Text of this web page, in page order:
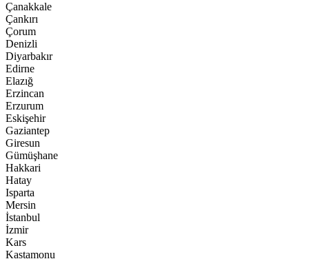
Çanakkale
Çankırı
Çorum
Denizli
Diyarbakır
Edirne
Elazığ
Erzincan
Erzurum
Eskişehir
Gaziantep
Giresun
Gümüşhane
Hakkari
Hatay
Isparta
Mersin
İstanbul
İzmir
Kars
Kastamonu